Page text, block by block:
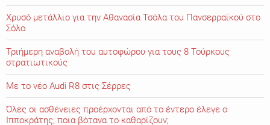
Χρυσό μετάλλιο για την Αθανασία Τσόλα του Πανσερραϊκού στο
Σόλο
Τριήμερη αναβολή του αυτοφώρου για τους 8 Τούρκους
στρατιωτικούς
Με το νέο Audi R8 στις Σέρρες
Όλες οι ασθένειες προέρχονται από το έντερο έλεγε ο
Ιπποκράτης, ποια βότανα το καθαρίζουν;